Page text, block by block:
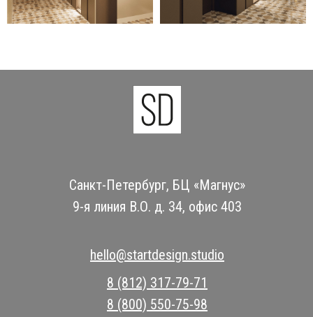
Санкт-Петербург, БЦ «Магнус»
9-я линия В.О. д. 34, офис 403
8 (812) 317-79-71
8 (800) 550-75-98
hello@startdesign.studio